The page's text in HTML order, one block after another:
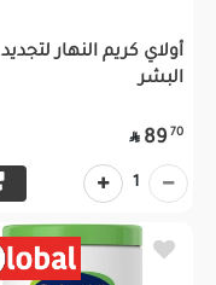
أولاي كريم النهار لتجديد
البشر
70
89

1